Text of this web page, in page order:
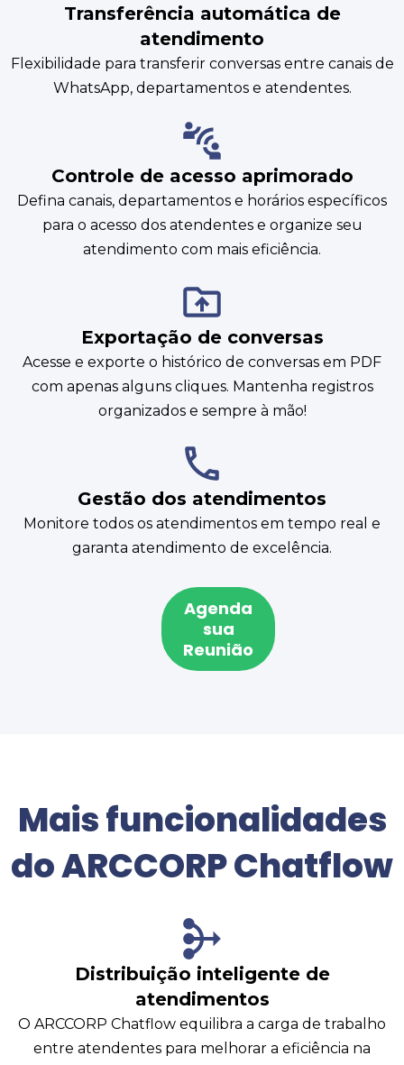
Transferência automática de
atendimento
Flexibilidade para transferir conversas entre canais de
WhatsApp, departamentos e atendentes.
Controle de acesso aprimorado
Defina canais, departamentos e horários específicos
para o acesso dos atendentes e organize seu
atendimento com mais eficiência.
Exportação de conversas
Acesse e exporte o histórico de conversas em PDF
com apenas alguns cliques. Mantenha registros
organizados e sempre à mão!
Gestão dos atendimentos
Monitore todos os atendimentos em tempo real e
garanta atendimento de excelência.
Agenda
sua
Reunião
Mais funcionalidades
do ARCCORP Chatflow
Distribuição inteligente de
atendimentos
O ARCCORP Chatflow equilibra a carga de trabalho
entre atendentes para melhorar a eficiência na